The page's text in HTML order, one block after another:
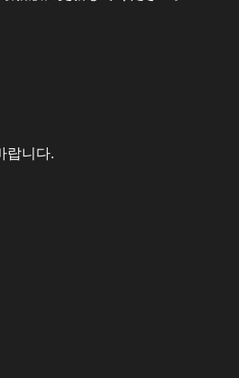
랍니다.